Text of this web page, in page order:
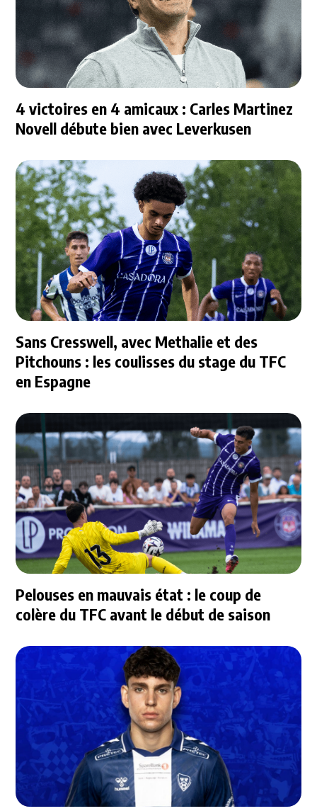
4 victoires en 4 amicaux : Carles Martinez
Novell débute bien avec Leverkusen
Sans Cresswell, avec Methalie et des
Pitchouns : les coulisses du stage du TFC
en Espagne
Pelouses en mauvais état : le coup de
colère du TFC avant le début de saison